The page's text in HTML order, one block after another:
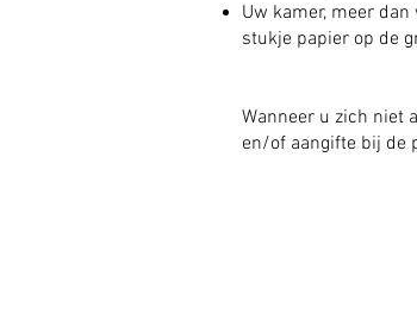
Uw kamer, meer
stukje papier op de
Wanneer u zich niet
en/of aangifte bij de